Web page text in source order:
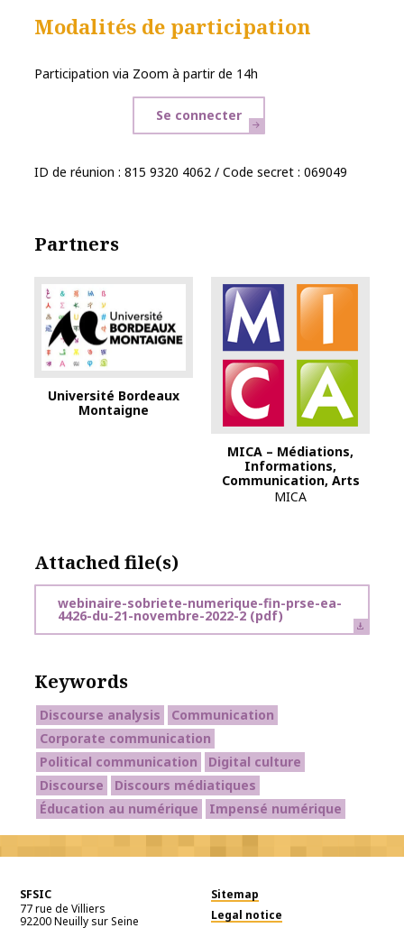
Modalités de participation
Participation via Zoom à partir de 14h
Se connecter
ID de réunion : 815 9320 4062 / Code secret : 069049
Partners
Université Bordeaux
Montaigne
MICA – Médiations,
Informations,
Communication, Arts
MICA
Attached file(s)
webinaire-sobriete-numerique-fin-prse-ea-
4426-du-21-novembre-2022-2 (pdf)
Keywords
Discourse analysis
Communication
Corporate communication
Political communication
Digital culture
Discourse
Discours médiatiques
Éducation au numérique
Impensé numérique
SFSIC
77 rue de Villiers
92200Neuilly sur Seine
Sitemap
Legal notice